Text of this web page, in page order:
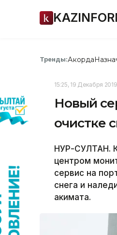
Тренды:Акорда
15:25, 19 Декабря 2019
Новый
очистке
НУР-СУЛТАН.
центром
сервис на
снега и
акимата.